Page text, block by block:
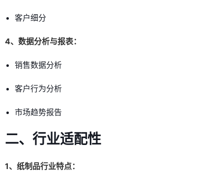
客户细分
4、数据分析与报表：
销售数据分析
客户行为分析
市场趋势报告
二、行业适配性
1、纸制品行业特点：